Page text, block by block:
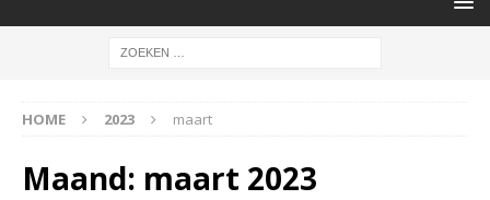
HOME 2023 maart
Maand: maart 2023